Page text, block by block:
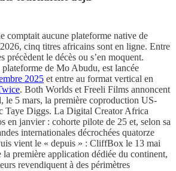
comptait aucune plateforme native de
cinq titres africains sont en ligne. Entre
précèdent le décès ou s’en moquent.
de Mo Abudu, est lancée
2025 et entre au format vertical en
. Both Worlds et Freeli Films annoncent
le 5 mars, la première coproduction US-
Taye Diggs. La Digital Creator Africa
en janvier : cohorte pilote de 25 et, selon sa
internationales décrochées quatorze
vient le « depuis » : CliffBox le 13 mai
la première application dédiée du continent,
revendiquent à des périmètres